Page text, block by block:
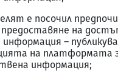
е посочил
на
–
на платформата
информация;